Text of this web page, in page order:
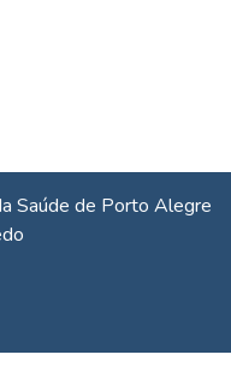
Saúde de Porto Alegre